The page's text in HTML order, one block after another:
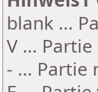
blank ...
V ...
- ... Partie